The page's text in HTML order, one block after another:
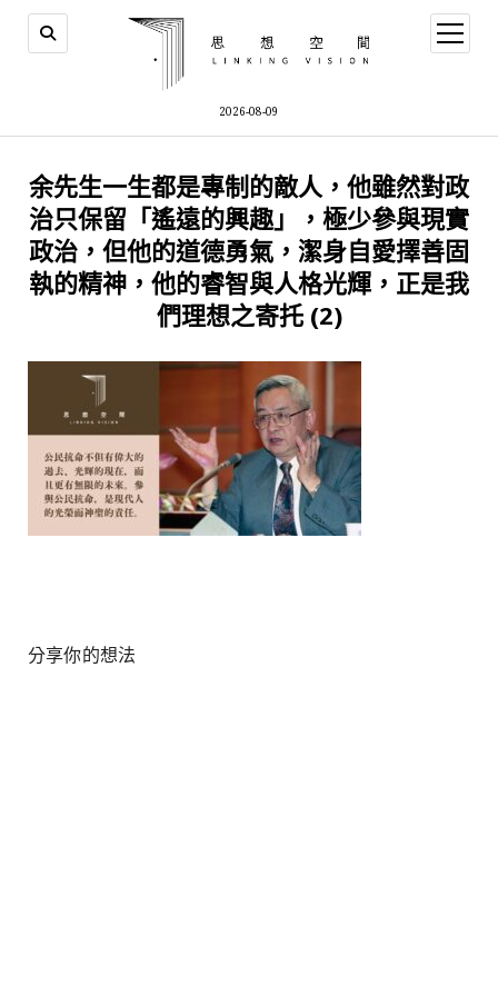
2026-08-09
open
menu
余先生一生都是專制的敵人，他雖然對政
治只保留「遙遠的興趣」，極少參與現實
政治，但他的道德勇氣，潔身自愛擇善固
執的精神，他的睿智與人格光輝，正是我
們理想之寄托 (2)
分享你的想法